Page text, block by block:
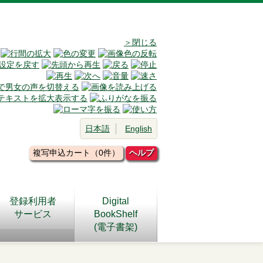
＞閉じる
日本語 English
複写申込カート（0件） ヘルプ
登録利用者
サービス
Digital
BookShelf
(電子書架)